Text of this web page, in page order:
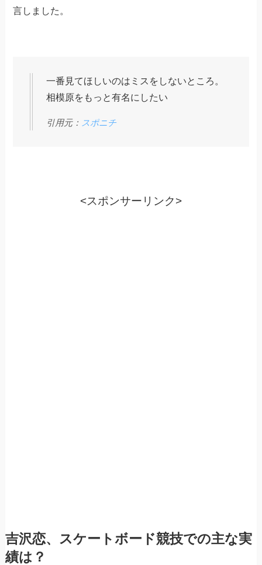
言しました。
一番見てほしいのはミスをしないところ。
相模原をもっと有名にしたい
引用元： スポニチ
<スポンサーリンク>
吉沢恋、スケートボード競技での主な実
績は？